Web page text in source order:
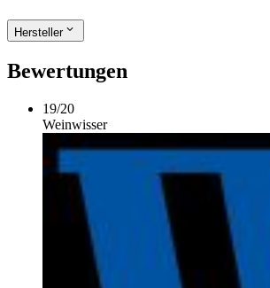
Hersteller
Bewertungen
19/20
Weinwisser